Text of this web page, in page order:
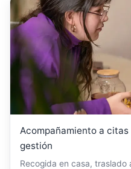
Acompañamiento a
gestión
Recogida en casa,